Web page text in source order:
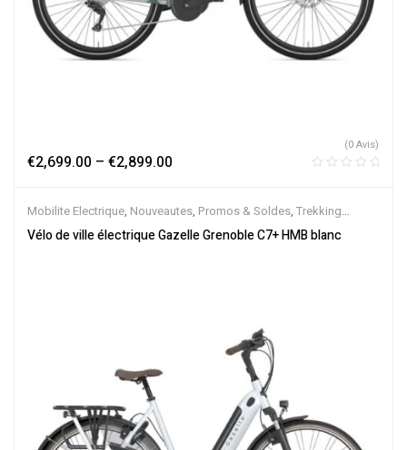
€2,699.00 – €2,899.00
(0 Avis)
Mobilite Electrique, Nouveautes, Promos & Soldes, Trekking
électrique,Vélo électrique ville,Velos Electriques,VTC Electrique
Vélo de ville électrique Gazelle Grenoble C7+ HMB blanc